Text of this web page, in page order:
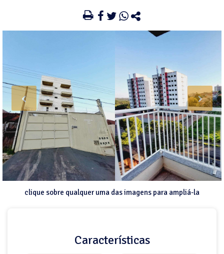
‹ ›
clique sobre qualquer uma das imagens para ampliá-la
Características